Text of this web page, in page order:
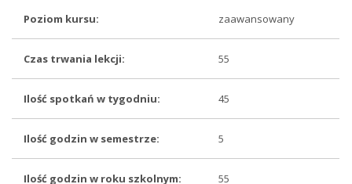
Poziom kursu: zaawansowany
Czas trwania lekcji: 55
Ilość spotkań w tygodniu: 45
Ilość godzin w semestrze: 5
Ilość godzin w roku szkolnym: 55